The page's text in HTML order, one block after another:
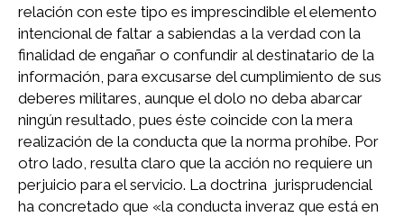
relación con este tipo es imprescindible el elemento
intencional de faltar a sabiendas a la verdad con la
finalidad de engañar o confundir al destinatario de la
información, para excusarse del cumplimiento de sus
deberes militares, aunque el dolo no deba abarcar
ningún resultado, pues éste coincide con la mera
realización de la conducta que la norma prohíbe. Por
otro lado, resulta claro que la acción no requiere un
perjuicio para el servicio. La doctrina jurisprudencial
ha concretado que «la conducta inveraz que está en